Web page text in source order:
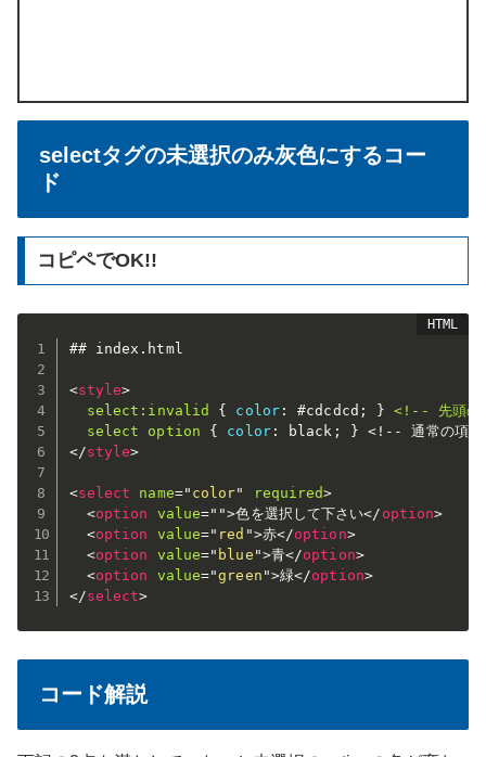
selectタグの未選択のみ灰色にするコー
ド
コピペでOK!!
## index.html
<style>
select:invalid
{ color: #cdcdcd ; }
<!-- 先頭の
  select option
{ color: black ;
}
</style>
<select name=" color" required>
<option value=" ">色を選択して下さい</ option>
<option value=" red ">赤</option>
<option value=" blue ">青</option>
<option value="green ">緑</option>
</select>
コード解説